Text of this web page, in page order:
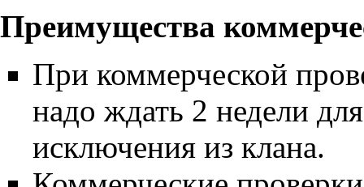
Преимущества
При коммерческой
надо ждать 2 недели
исключения из клана.